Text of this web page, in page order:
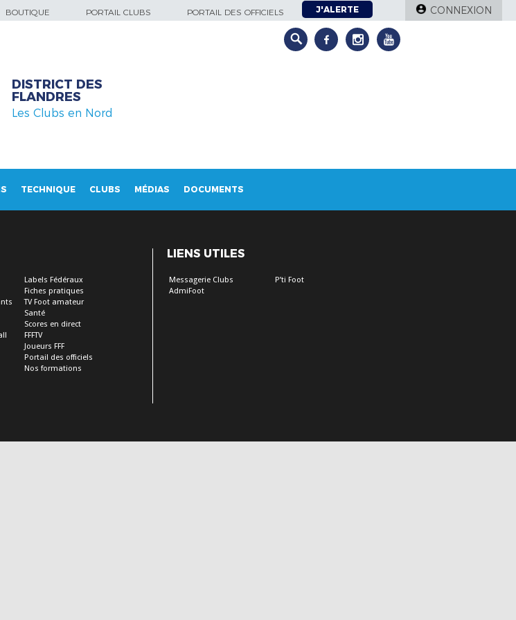
BOUTIQUE PORTAIL CLUBS PORTAIL DES OFFICIELS J'ALERTE CONNEXION
DISTRICT DES
FLANDRES
Les Clubs en Nord
TECHNIQUE CLUBS MÉDIAS DOCUMENTS
Labels Fédéraux
Fiches pratiques
TV Foot amateur
Santé
Scores en direct
FFFTV
Joueurs FFF
Portail des officiels
Nos formations
LIENS UTILES
Messagerie Clubs
AdmiFoot
P’ti Foot